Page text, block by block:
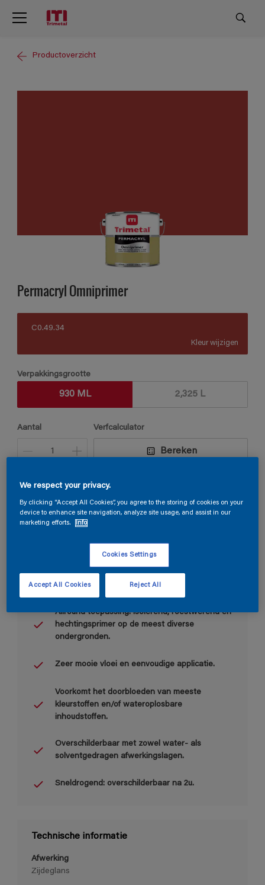
Productoverzicht
Permacryl Omniprimer
C0.49.34
Kleur wijzigen
Verpakkingsgrootte
930 ML 2,325 L
Aantal Verfcalculator
Bereken
Vind een verkooppunt
Belangrijkste voordelen
Allround toepassing: isolerend, roestwerend en
hechtingsprimer op de meest diverse
ondergronden.
Zeer mooie vloei en eenvoudige applicatie.
Voorkomt het doorbloeden van meeste
kleurstoffen en/of wateroplosbare
inhoudstoffen.
Overschilderbaar met zowel water- als
solventgedragen afwerkingslagen.
Sneldrogend: overschilderbaar na 2u.
Technische informatie
Afwerking
Zijdeglans
We respect your privacy.
By clicking “Accept All Cookies”, you agree to the storing of cookies on your
device to enhance site navigation, analyze site usage, and assist in our
marketing efforts.
Info
Cookies Settings
Reject All
Accept All Cookies